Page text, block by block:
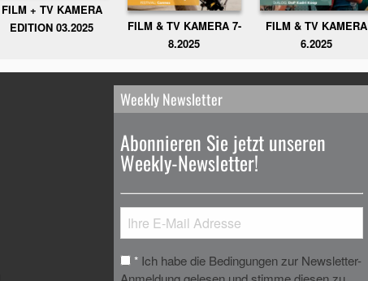
FILM + TV KAMERA
EDITION 03.2025
FILM & TV KAMERA 7-
8.2025
FILM & TV KAMERA
6.2025
Weekly Newsletter
Abonnieren Sie jetzt unseren
Weekly-Newsletter!
* Ich habe die Bedingungen zur Newsletter-